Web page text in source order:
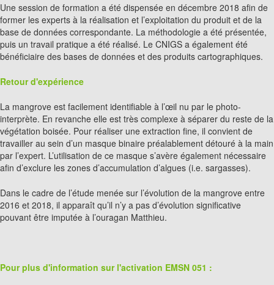
Une session de formation a été dispensée en décembre 2018 afin de
former les experts à la réalisation et l’exploitation du produit et de la
base de données correspondante. La méthodologie a été présentée,
puis un travail pratique a été réalisé. Le CNIGS a également été
bénéficiaire des bases de données et des produits cartographiques.
Retour d'expérience
La mangrove est facilement identifiable à l’œil nu par le photo-
interprète. En revanche elle est très complexe à séparer du reste de la
végétation boisée. Pour réaliser une extraction fine, il convient de
travailler au sein d’un masque binaire préalablement détouré à la main
par l’expert. L’utilisation de ce masque s’avère également nécessaire
afin d’exclure les zones d’accumulation d’algues (i.e. sargasses).
Dans le cadre de l’étude menée sur l’évolution de la mangrove entre
2016 et 2018, il apparaît qu’il n’y a pas d’évolution significative
pouvant être imputée à l’ouragan Matthieu.
Pour plus d'information sur l'activation EMSN 051 :